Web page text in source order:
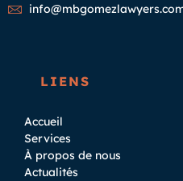
LIENS
Accueil
Services
À propos de nous
Actualités